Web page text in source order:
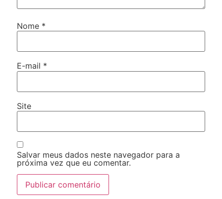
Nome *
E-mail *
Site
Salvar meus dados neste navegador para a
próxima vez que eu comentar.